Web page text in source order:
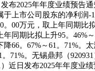
布2025年年度业绩预告
上市公司股东的净利润
00万元，取上年同期
年同期比拟上升95。
66。67%～61。71%
71%。无锡鼎邦（
近日发布2025年年度业